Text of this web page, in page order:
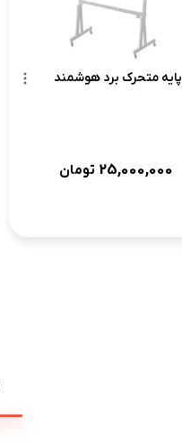
پایه متحرک برد هوشمند
25,000,000 تومان